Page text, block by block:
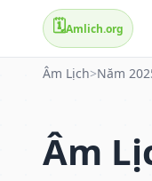
🗓️Amlich.org
Âm Lịch>Năm
Âm